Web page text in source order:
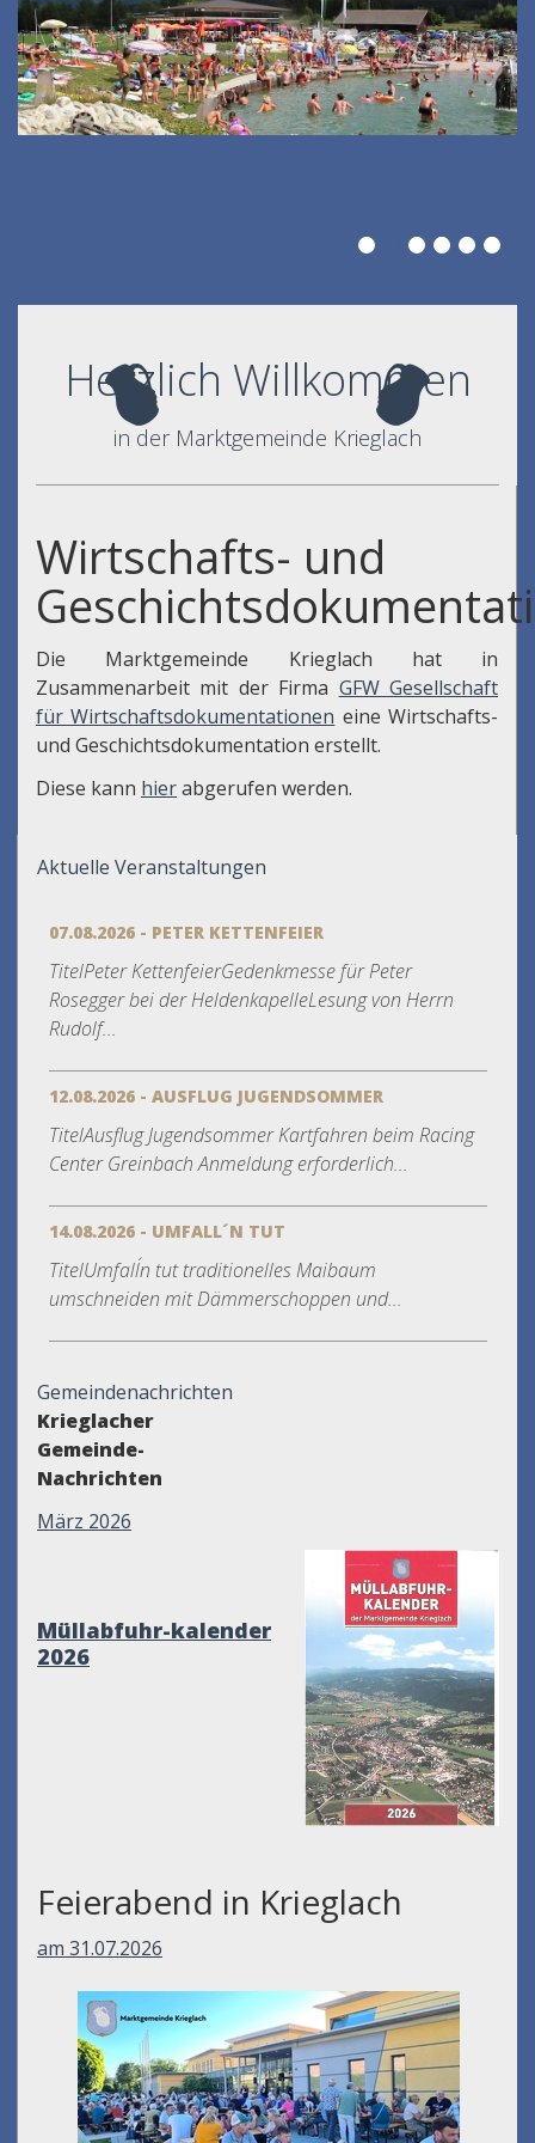
Herzlich Willkommen
in der Marktgemeinde Krieglach
Wirtschafts- und
Die Marktgemeinde Krieglach hat in
Zusammenarbeit mit der Firma GFW Gesellschaft
für Wirtschaftsdokumentationen eine Wirtschafts-
und Geschichtsdokumentation erstellt.
Diese kann hierabgerufen werden.
Aktuelle Veranstaltungen
07.08.2026 - PETER KETTENFEIER
TitelPeter KettenfeierGedenkmesse für Peter
Rosegger bei der HeldenkapelleLesung von Herrn
Rudolf...
12.08.2026 - AUSFLUG JUGENDSOMMER
TitelAusflug Jugendsommer Kartfahren beim Racing
Center Greinbach Anmeldung erforderlich...
14.08.2026 - UMFALL´N TUT
TitelUmfall´n tut traditionelles Maibaum
umschneiden mit Dämmerschoppen und...
Gemeindenachrichten
Krieglacher
Gemeinde-
Nachrichten
März 2026
Feierabend in Krieglach
am 31.07.2026